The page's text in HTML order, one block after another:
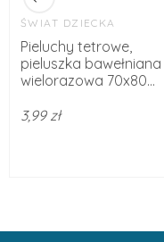
ŚWIAT DZIECKA
Pieluchy tetrowe,
pieluszka bawełniana
wielorazowa 70x80...
3,99 zł